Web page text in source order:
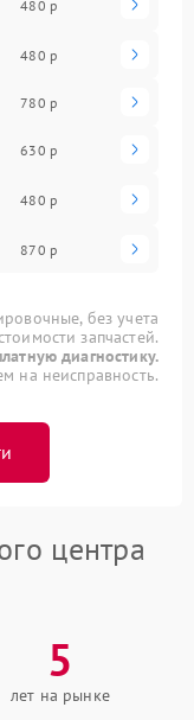
480 р
480 р
780 р
630 р
480 р
870 р
без учета
запчастей.
диагностику.
на неисправность.
центра
5
лет на рынке